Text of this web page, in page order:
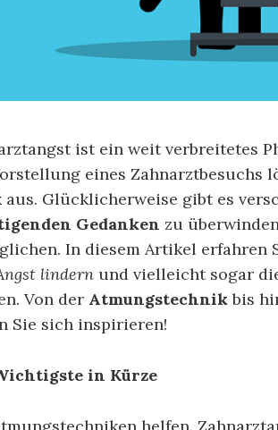
ist ein weit verbreitetes
eines Zahnarztbesuchs
aus. Glücklicherweise gibt es
Gedanken zu
In diesem Artikel erfahren
lindern und vielleicht sogar
Von der Atmungstechnikbis
Sie sich inspirieren!
in Kürze
helfen,